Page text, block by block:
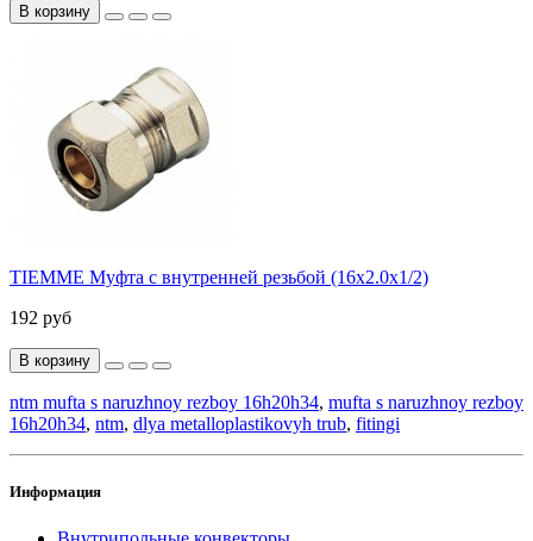
В корзину
TIEMME Муфта с внутренней резьбой (16х2.0х1/2)
192 руб
В корзину
ntm mufta s naruzhnoy rezboy 16h20h34, mufta s naruzhnoy rezboy
16h20h34, ntm, dlya metalloplastikovyh trub, fitingi
Информация